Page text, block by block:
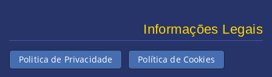
Informações Legais
Politica de Privacidade Política de Cookies